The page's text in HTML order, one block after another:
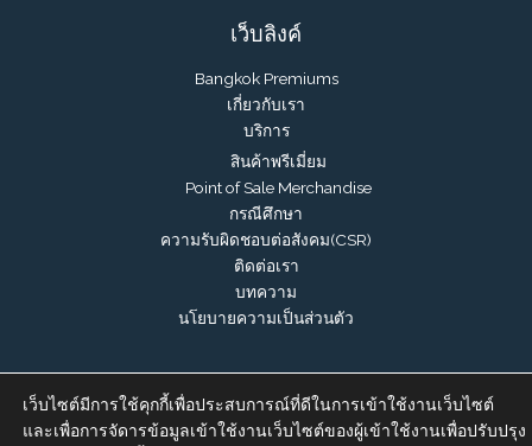
เว็บลิงค์
Bangkok Premiums
เกี่ยวกับเรา
บริการ
สินค้าพรีเมี่ยม
Point of Sale Merchandise
กรณีศึกษา
ความรับผิดชอบต่อสังคม(CSR)
ติดต่อเรา
บทความ
นโยบายความเป็นส่วนตัว
เว็บไซต์มีการใช้คุกกี้เพื่อประสบการณ์ที่ดีในการเข้าใช้งานเว็บไซต์
และเพื่อการจัดารข้อมูลเข้าใช้งานเว็บไซต์ของผู้เข้าใช้งานเพื่อปรับปรุง